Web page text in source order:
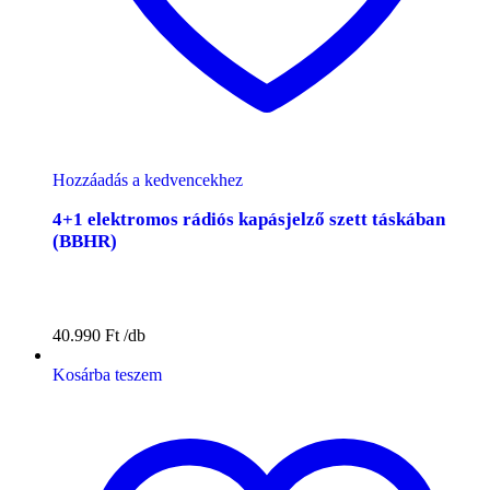
Hozzáadás a kedvencekhez
4+1 elektromos rádiós kapásjelző szett táskában
(BBHR)
40.990 Ft
Kosárba teszem